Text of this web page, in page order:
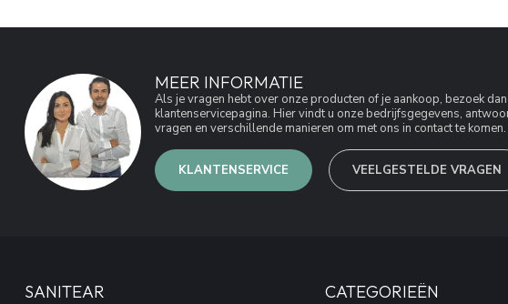
MEER INFORMATIE
Als je vragen hebt over onze producten of je aankoop, bezoek
klantenservicepagina. Hier vindt u onze bedrijfsgegevens,
vragen en verschillende manieren om met ons in contact te komen.
KLANTENSERVICE VEELGESTELDE VRAGEN
SANITEAR CATEGORIEËN